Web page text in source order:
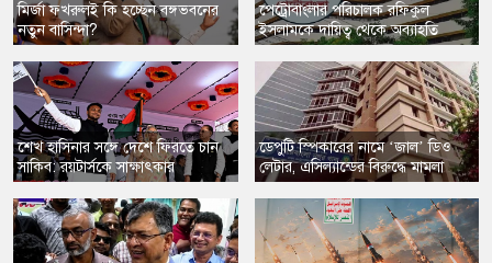
মির্জা ফখরুলই কি হচ্ছেন বঙ্গভবনের
নতুন বাসিন্দা?
​শেখ হাসিনার সঙ্গে দেশে ফিরতে চান
সাকিব: রয়টার্সকে সাক্ষাৎকার
​পেট্রোবাংলার পরিচালক রফিকুল
ইসলামকে দায়িত্ব থেকে অব্যাহতি
​ডেপুটি স্পিকারের নামে ‘জাল’ ডিও
লেটার, এসিল্যান্ডের বিরুদ্ধে মামলা